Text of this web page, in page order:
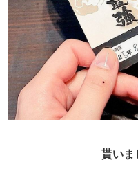
貰いま